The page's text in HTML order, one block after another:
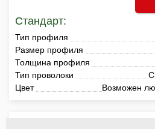
Стандарт:
Тип профиля
Размер профиля
Толщина профиля
Тип проволоки
Цвет
Возможен